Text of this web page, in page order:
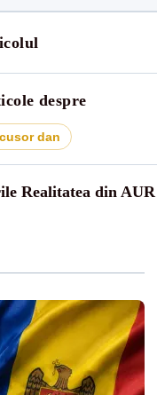
despre
dan
Realitatea din AUR